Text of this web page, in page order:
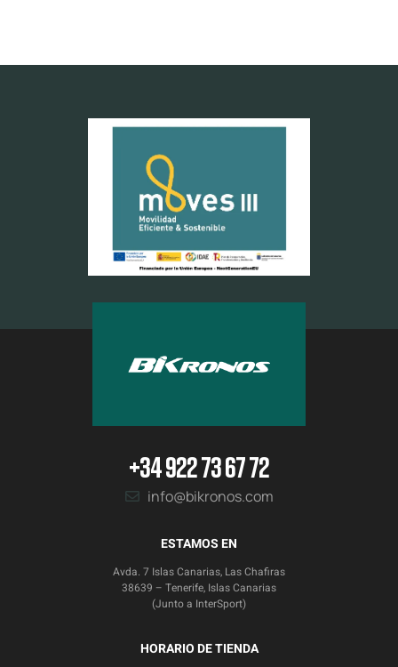
+34 922 73 67 72
info@bikronos.com
ESTAMOS EN
Avda. 7 Islas Canarias, Las Chafiras
38639 – Tenerife, Islas Canarias
(Junto a InterSport)
HORARIO DE TIENDA